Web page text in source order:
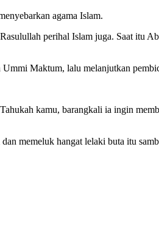
agama Islam.
perihal Islam juga. Saat itu
Maktum, lalu melanjutkan
kamu, barangkali ia ingin
memeluk hangat lelaki buta itu